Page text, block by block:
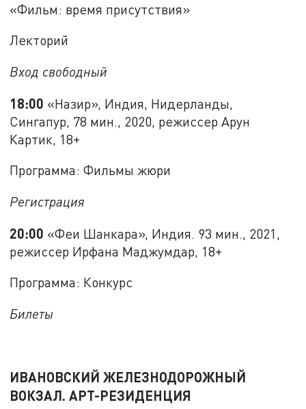
«Фильм: время присутствия»
Лекторий
Вход свободный
18:00 «Назир», Индия, Нидерланды,
Сингапур, 78 мин., 2020, режиссер Арун
Картик, 18+
Программа: Фильмы жюри
Регистрация
20:00 «Феи Шанкара», Индия. 93 мин., 2021,
режиссер Ирфана Маджумдар, 18+
Программа: Конкурс
Билеты
ИВАНОВСКИЙ ЖЕЛЕЗНОДОРОЖНЫЙ
ВОКЗАЛ. АРТ-РЕЗИДЕНЦИЯ